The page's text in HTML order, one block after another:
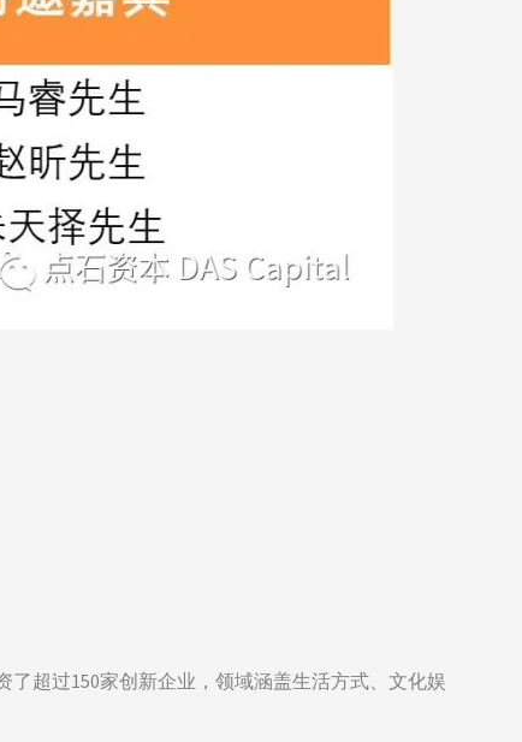
超过150家创新企业，领域涵盖生活方式、文化娱